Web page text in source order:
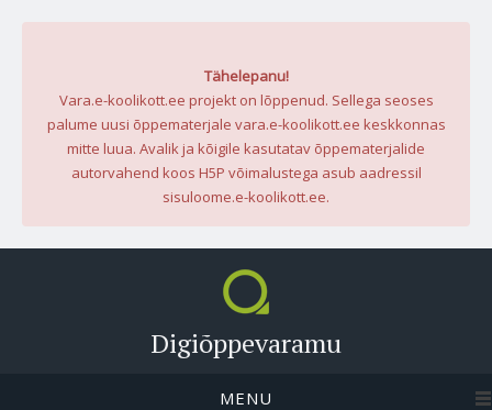
Tähelepanu!
Vara.e-koolikott.ee projekt on lõppenud. Sellega seoses
palume uusi õppematerjale vara.e-koolikott.ee keskkonnas
mitte luua. Avalik ja kõigile kasutatav õppematerjalide
autorvahend koos H5P võimalustega asub aadressil
sisuloome.e-koolikott.ee.
Digiõppevaramu
MENU